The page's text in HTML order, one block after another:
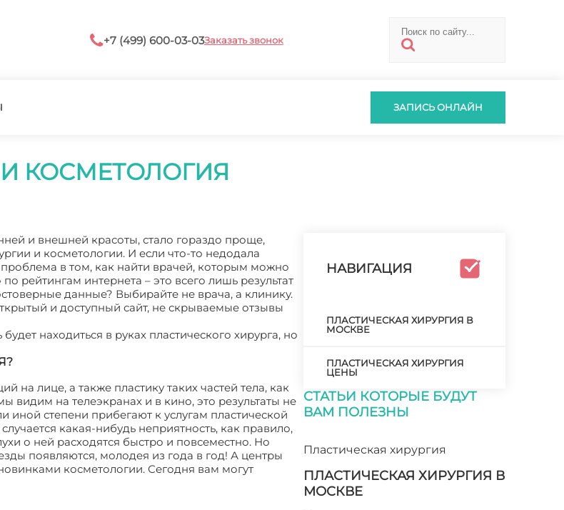
+7 (499) 600-03-03Заказать звонок
ЗАПИСЬ ОНЛАЙН
КОСМЕТОЛОГИЯ
и внешней красоты, стало гораздо проще,
и косметологии. И если что-то недодала
в том, как найти врачей, которым можно
рейтингам интернета – это всего лишь результат
данные? Выбирайте не врача, а клинику.
и доступный сайт, не скрываемые отзывы
находиться в руках пластического хирурга, но
на лице, а также пластику таких частей тела, как
видим на телеэкранах и в кино, это результаты не
иной степени прибегают к услугам пластической
какая-нибудь неприятность, как правило,
о ней расходятся быстро и повсеместно. Но
появляются, молодея из года в год! А центры
косметологии. Сегодня вам могут
НАВИГАЦИЯ
ПЛАСТИЧЕСКАЯ ХИРУРГИЯ В
МОСКВЕ
ПЛАСТИЧЕСКАЯ ХИРУРГИЯ
ЦЕНЫ
СТАТЬИ КОТОРЫЕ БУДУТ
ВАМ ПОЛЕЗНЫ
Пластическая хирургия
ПЛАСТИЧЕСКАЯ ХИРУРГИЯ В
МОСКВЕ